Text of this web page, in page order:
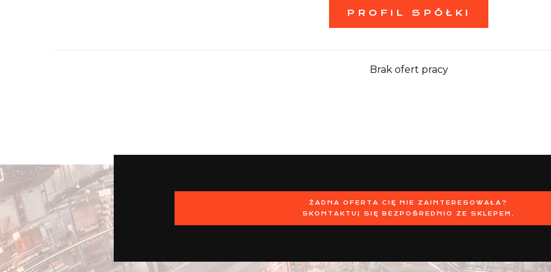
PROFIL SPÓŁKI
Brak ofert pracy
ŻADNA OFERTA CIĘ NIE ZAINTERESOWAŁA?
SKONTAKTUJ SIĘ BEZPOŚREDNIO ZE SKLEPEM.